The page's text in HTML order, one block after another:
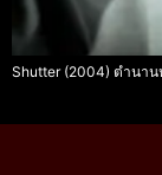
Shutter (2004) ตำนา